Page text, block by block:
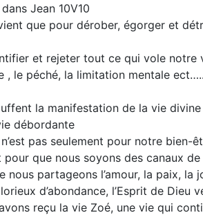
Jean 10V10
que pour dérober, égorger et
et rejeter tout ce qui vole notre
, le péché, la limitation mentale ect…..
la manifestation de la vie divine
débordante
pas seulement pour notre bien-
pour que nous soyons des canaux
nous partageons l’amour, la paix,
d’abondance, l’Esprit de
reçu la vie Zoé, une vie qui